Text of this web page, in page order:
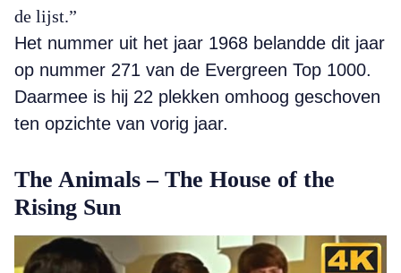
de lijst.”
Het nummer uit het jaar 1968 belandde dit jaar
op nummer 271 van de Evergreen Top 1000.
Daarmee is hij 22 plekken omhoog geschoven
ten opzichte van vorig jaar.
The Animals – The House of the
Rising Sun